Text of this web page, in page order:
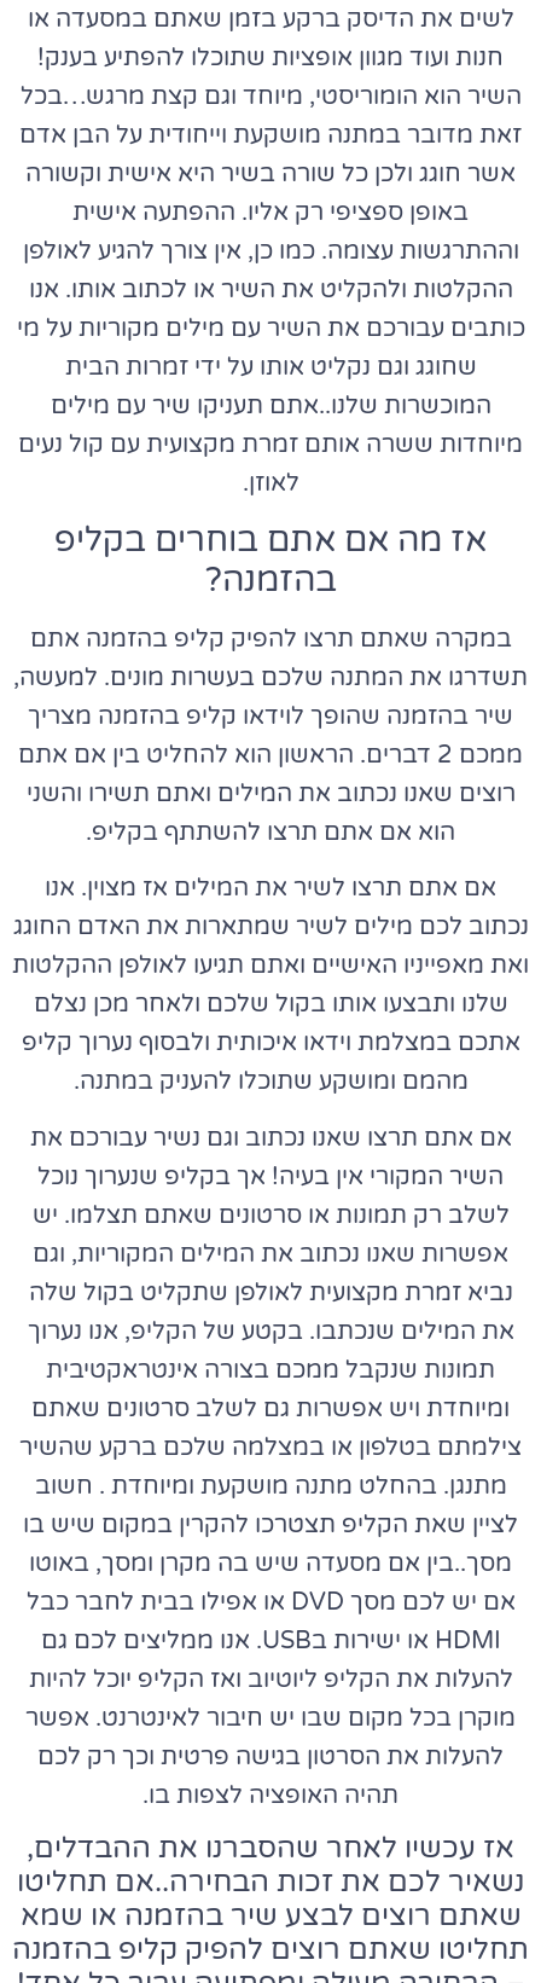
לשים את הדיסק ברקע בזמן שאתם במסעדה או
חנות ועוד מגוון אופציות שתוכלו להפתיע בענק!
השיר הוא הומוריסטי, מיוחד וגם קצת מרגש…בכל
זאת מדובר במתנה מושקעת וייחודית על הבן אדם
אשר חוגג ולכן כל שורה בשיר היא אישית וקשורה
באופן ספציפי רק אליו. ההפתעה אישית
וההתרגשות עצומה. כמו כן, אין צורך להגיע לאולפן
ההקלטות ולהקליט את השיר או לכתוב אותו. אנו
כותבים עבורכם את השיר עם מילים מקוריות על מי
שחוגג וגם נקליט אותו על ידי זמרות הבית
המוכשרות שלנו..אתם תעניקו שיר עם מילים
מיוחדות ששרה אותם זמרת מקצועית עם קול נעים
לאוזן.
אז מה אם אתם בוחרים בקליפ
בהזמנה?
במקרה שאתם תרצו להפיק קליפ בהזמנה אתם
תשדרגו את המתנה שלכם בעשרות מונים. למעשה,
שיר בהזמנה שהופך לוידאו קליפ בהזמנה מצריך
ממכם 2 דברים. הראשון הוא להחליט בין אם אתם
רוצים שאנו נכתוב את המילים ואתם תשירו והשני
הוא אם אתם תרצו להשתתף בקליפ.
אם אתם תרצו לשיר את המילים אז מצוין. אנו
נכתוב לכם מילים לשיר שמתארות את האדם החוגג
ואת מאפייניו האישיים ואתם תגיעו לאולפן ההקלטות
שלנו ותבצעו אותו בקול שלכם ולאחר מכן נצלם
אתכם במצלמת וידאו איכותית ולבסוף נערוך קליפ
מהמם ומושקע שתוכלו להעניק במתנה.
אם אתם תרצו שאנו נכתוב וגם נשיר עבורכם את
השיר המקורי אין בעיה! אך בקליפ שנערוך נוכל
לשלב רק תמונות או סרטונים שאתם תצלמו. יש
אפשרות שאנו נכתוב את המילים המקוריות, וגם
נביא זמרת מקצועית לאולפן שתקליט בקול שלה
את המילים שנכתבו. בקטע של הקליפ, אנו נערוך
תמונות שנקבל ממכם בצורה אינטראקטיבית
ומיוחדת ויש אפשרות גם לשלב סרטונים שאתם
צילמתם בטלפון או במצלמה שלכם ברקע שהשיר
מתנגן. בהחלט מתנה מושקעת ומיוחדת . חשוב
לציין שאת הקליפ תצטרכו להקרין במקום שיש בו
מסך..בין אם מסעדה שיש בה מקרן ומסך, באוטו
אם יש לכם מסך DVD או אפילו בבית לחבר כבל
HDMI או ישירות בUSB. אנו ממליצים לכם גם
להעלות את הקליפ ליוטיוב ואז הקליפ יוכל להיות
מוקרן בכל מקום שבו יש חיבור לאינטרנט. אפשר
להעלות את הסרטון בגישה פרטית וכך רק לכם
תהיה האופציה לצפות בו.
אז עכשיו לאחר שהסברנו את ההבדלים,
נשאיר לכם את זכות הבחירה..אם תחליטו
שאתם רוצים לבצע שיר בהזמנה או שמא
תחליטו שאתם רוצים להפיק קליפ בהזמנה